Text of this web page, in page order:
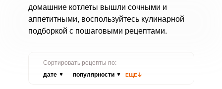
домашние котлеты вышли сочными и
аппетитными, воспользуйтесь кулинарной
подборкой с пошаговыми рецептами.
Сортировать рецепты по:
дате
популярности ЕЩЕ